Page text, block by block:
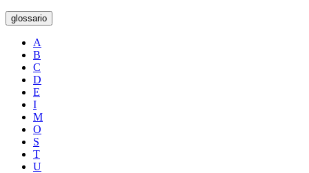
glossario
A
B
C
D
E
I
M
O
S
T
U